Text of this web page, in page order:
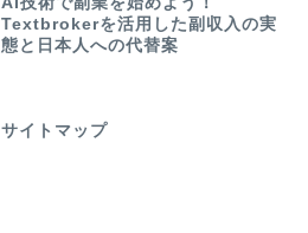
Textbrokerを活用した副収入の実
態と日本人への代替案
サイトマップ